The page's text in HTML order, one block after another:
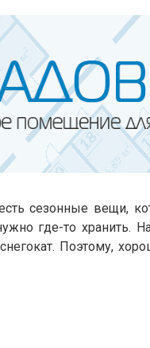
сезонные вещи,
где-то хранить.
Поэтому,